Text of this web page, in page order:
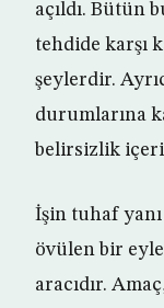
açıldı. Bütün
tehdide karşı
şeylerdir.
durumlarına
belirsizlik
İşin tuhaf yanı
övülen bir
aracıdır.